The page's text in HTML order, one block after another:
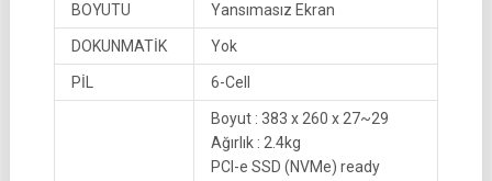
BOYUTU
Yansımasız Ekran
DOKUNMATİK Yok
PİL 6-Cell
Boyut : 383 x 260 x 27~29
Ağırlık : 2.4kg
PCI-e SSD (NVMe) ready